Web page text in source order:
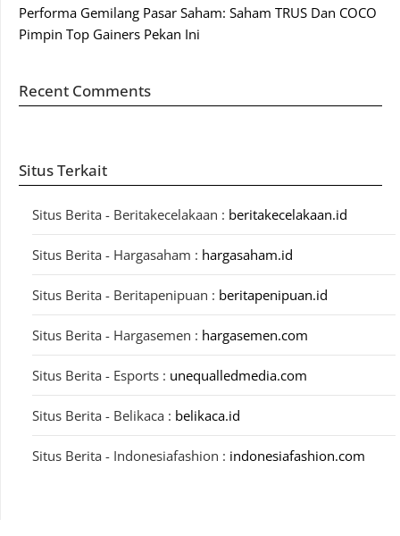
Performa Gemilang Pasar Saham: Saham TRUS Dan COCO
Pimpin Top Gainers Pekan Ini
Recent Comments
Situs Terkait
Situs Berita - Beritakecelakaan : beritakecelakaan.id
Situs Berita - Hargasaham : hargasaham.id
Situs Berita - Beritapenipuan : beritapenipuan.id
Situs Berita - Hargasemen : hargasemen.com
Situs Berita - Esports : unequalledmedia.com
Situs Berita - Belikaca : belikaca.id
Situs Berita - Indonesiafashion : indonesiafashion.com